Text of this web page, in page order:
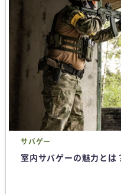
サバゲー
室内サバゲーの魅力とは